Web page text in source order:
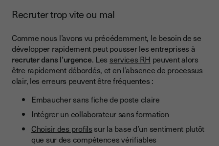
Recruter trop vite ou mal
Comme nous l’avons vu précédemment, le besoin de se
développer rapidement peut pousser les entreprises à
recruter dans l’urgence. Les services RH peuvent alors
être rapidement débordés, et en l’absence de processus
clair, les erreurs peuvent être fréquentes :
Embaucher sans fiche de poste claire
Intégrer un collaborateur sans formation
Choisir des profils sur la base d’un sentiment plutôt
que sur des compétences vérifiables